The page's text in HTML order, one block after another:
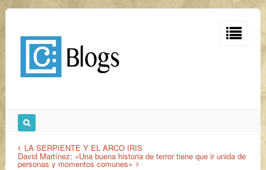
LA SERPIENTE Y EL ARCO IRIS
David Martínez: «Una buena historia de terror tiene que ir unida de
personas y momentos comunes»